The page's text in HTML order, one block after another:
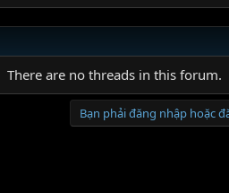
There are no threads in this forum.
Bạn phải đăng nhập hoặc